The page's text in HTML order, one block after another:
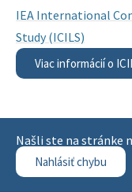
IEA International
Study (ICILS)
Viac informácií o
Našli ste na stránke
Nahlásiť chybu